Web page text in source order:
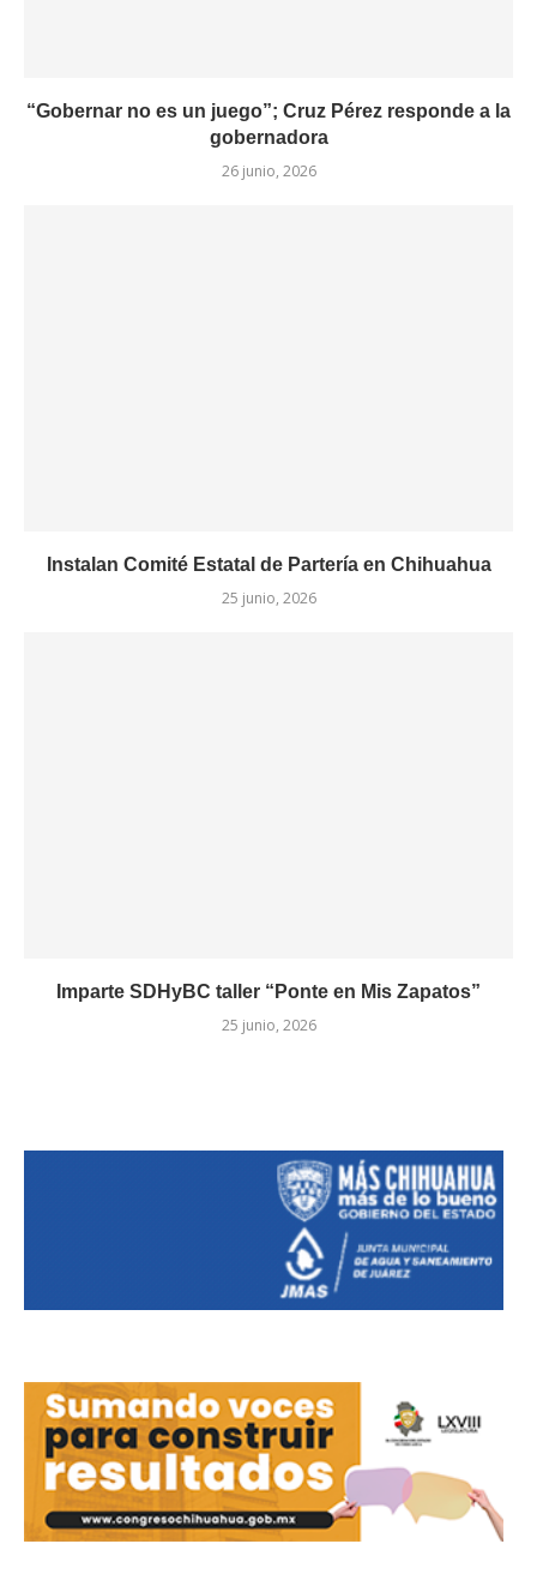
“Gobernar no es un juego”; Cruz Pérez responde a la
gobernadora
26 junio, 2026
Instalan Comité Estatal de Partería en Chihuahua
25 junio, 2026
Imparte SDHyBC taller “Ponte en Mis Zapatos”
25 junio, 2026